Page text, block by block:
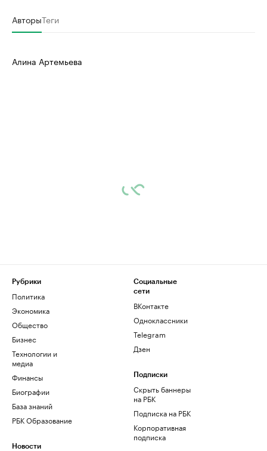
АвторыТеги
Алина Артемьева
Рубрики
Политика
Экономика
Общество
Бизнес
Технологии и
медиа
Финансы
Биографии
База знаний
РБК Образование
Новости
Социальные
сети
ВКонтакте
Одноклассники
Telegram
Дзен
Подписки
Скрыть баннеры
на РБК
Подписка на РБК
Корпоративная
подписка